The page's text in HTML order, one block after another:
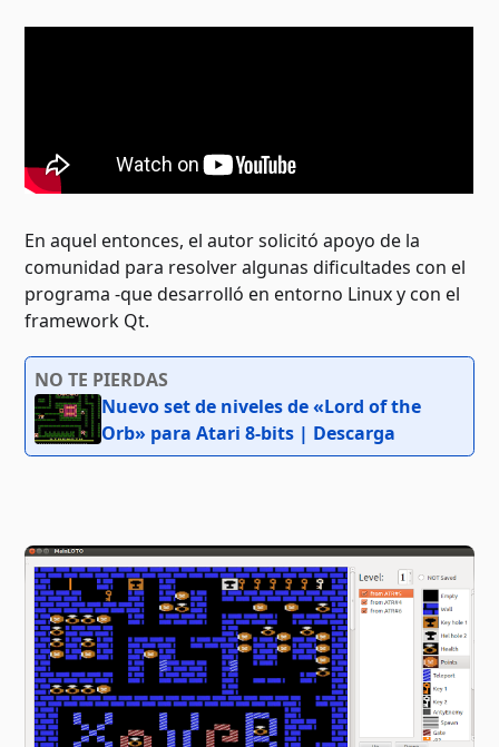
En aquel entonces, el autor solicitó apoyo de la
comunidad para resolver algunas dificultades con el
programa -que desarrolló en entorno Linux y con el
framework Qt.
NO TE PIERDAS
Nuevo set de niveles de «Lord of the
Orb» para Atari 8-bits | Descarga